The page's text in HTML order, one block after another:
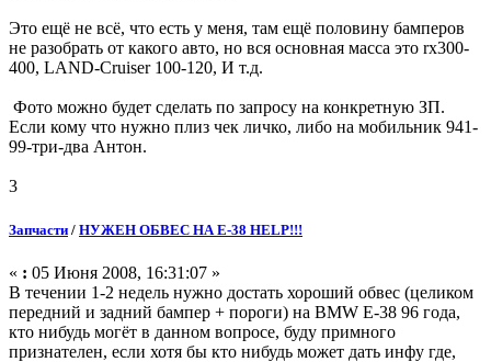
Это ещё не всё, что есть у меня, там ещё половину бамперов
не разобрать от какого авто, но вся основная масса это rx300-
400, LAND-Cruiser 100-120, И т.д.
Фото можно будет сделать по запросу на конкретную ЗП.
Если кому что нужно плиз чек личко, либо на мобильник 941-
99-три-два Антон.
3
Запчасти / НУЖЕН ОБВЕС НА Е-38 HELP!!!
« : 05 Июня 2008, 16:31:07 »
В течении 1-2 недель нужно достать хороший обвес (целиком
передний и задний бампер + пороги) на BMW E-38 96 года,
кто нибудь могёт в данном вопросе, буду примного
признателен, если хотя бы кто нибудь может дать инфу где,